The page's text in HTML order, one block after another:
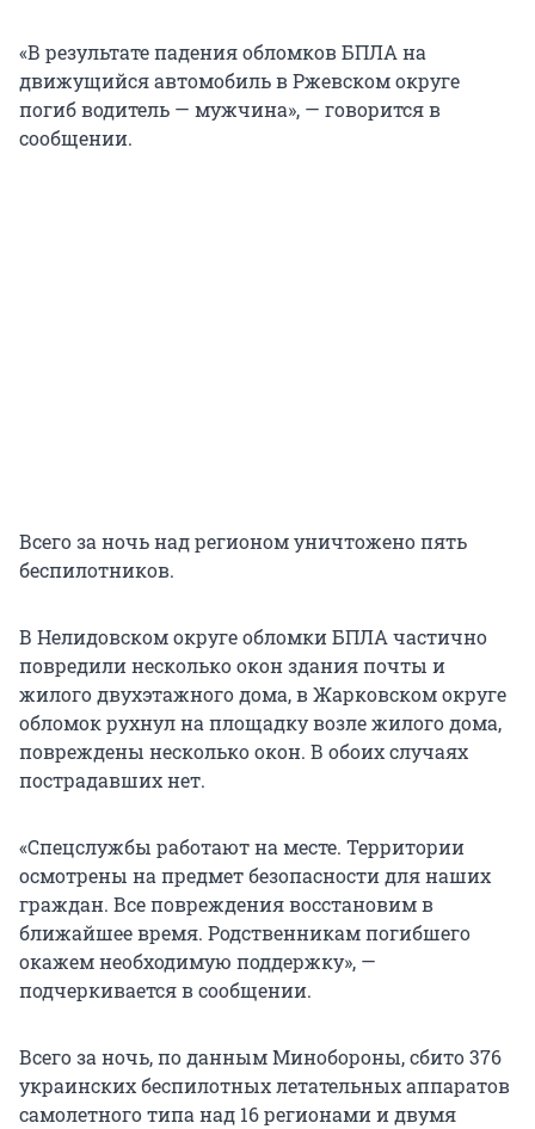
«В результате падения обломков БПЛА на
движущийся автомобиль в Ржевском округе
погиб водитель — мужчина», — говорится в
сообщении.
Всего за ночь над регионом уничтожено пять
беспилотников.
В Нелидовском округе обломки БПЛА частично
повредили несколько окон здания почты и
жилого двухэтажного дома, в Жарковском округе
обломок рухнул на площадку возле жилого дома,
повреждены несколько окон. В обоих случаях
пострадавших нет.
«Спецслужбы работают на месте. Территории
осмотрены на предмет безопасности для наших
граждан. Все повреждения восстановим в
ближайшее время. Родственникам погибшего
окажем необходимую поддержку», —
подчеркивается в сообщении.
Всего за ночь, по данным Минобороны, сбито 376
украинских беспилотных летательных аппаратов
самолетного типа над 16 регионами и двумя